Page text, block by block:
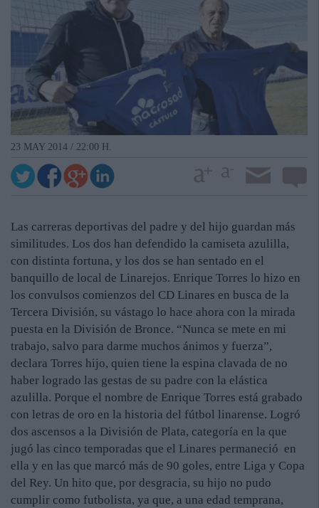
23 MAY 2014 / 22:00 H.
Las carreras deportivas del padre y del hijo guardan más
similitudes. Los dos han defendido la camiseta azulilla,
con distinta fortuna, y los dos se han sentado en el
banquillo de local de Linarejos. Enrique Torres lo hizo en
los convulsos comienzos del CD Linares en busca de la
Tercera División, su vástago lo hace ahora con la mirada
puesta en la División de Bronce. “Nunca se mete en mi
trabajo, salvo para darme muchos ánimos y fuerza”,
declara Torres hijo, quien tiene la espina clavada de no
haber logrado las gestas de su padre con la elástica
azulilla. Porque el nombre de Enrique Torres está grabado
con letras de oro en la historia del fútbol linarense. Logró
dos ascensos a la División de Plata, categoría en la que
jugó las cinco temporadas que el Linares permaneció en
ella y en las que marcó más de 90 goles, entre Liga y Copa
del Rey. Un hito que, por desgracia, su hijo no pudo
cumplir como futbolista, ya que, a una edad temprana,